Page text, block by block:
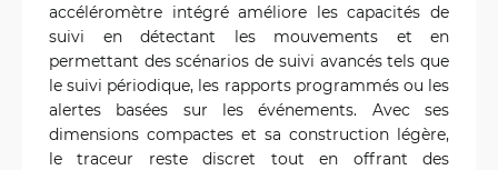
accéléromètre intégré améliore les capacités de
suivi en détectant les mouvements et en
permettant des scénarios de suivi avancés tels que
le suivi périodique, les rapports programmés ou les
alertes basées sur les événements. Avec ses
dimensions compactes et sa construction légère,
le traceur reste discret tout en offrant des